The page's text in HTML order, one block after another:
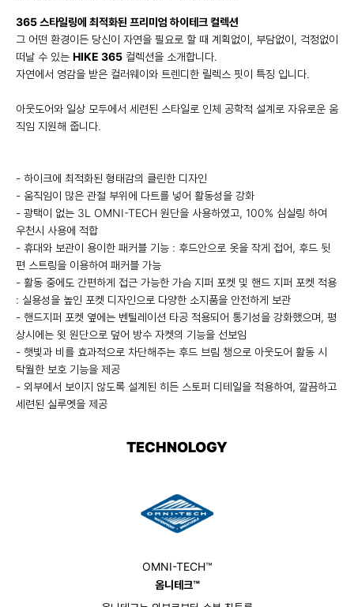
365 스타일링에 최적화된 프리미엄 하이테크 컬렉션
그 어떤 환경이든 당신이 자연을 필요로 할 때 계획없이, 부담없이, 걱정없이
떠날 수 있는 HIKE 365 컬렉션을 소개합니다.
자연에서 영감을 받은 컬러웨이와 트렌디한 릴렉스 핏이 특징 입니다.
아웃도어와 일상 모두에서 세련된 스타일로 인체 공학적 설계로 자유로운 움
직임 지원해 줍니다.
- 하이크에 최적화된 형태감의 클린한 디자인
- 움직임이 많은 관절 부위에 다트를 넣어 활동성을 강화
- 광택이 없는 3L OMNI-TECH 원단을 사용하였고, 100% 심실링 하여
우천시 사용에 적합
- 휴대와 보관이 용이한 패커블 기능 : 후드안으로 옷을 작게 접어, 후드 뒷
편 스트링을 이용하여 패커블 가능
- 활동 중에도 간편하게 접근 가능한 가슴 지퍼 포켓 및 핸드 지퍼 포켓 적용
: 실용성을 높인 포켓 디자인으로 다양한 소지품을 안전하게 보관
- 핸드지퍼 포켓 옆에는 벤틸레이션 타공 적용되어 통기성을 강화했으며, 평
상시에는 윗 원단으로 덮어 방수 자켓의 기능을 선보임
- 햇빛과 비를 효과적으로 차단해주는 후드 브림 챙으로 아웃도어 활동 시
탁월한 보호 기능을 제공
- 외부에서 보이지 않도록 설계된 히든 스토퍼 디테일을 적용하여, 깔끔하고
세련된 실루엣을 제공
TECHNOLOGY
OMNI-TECH™
옴니테크™